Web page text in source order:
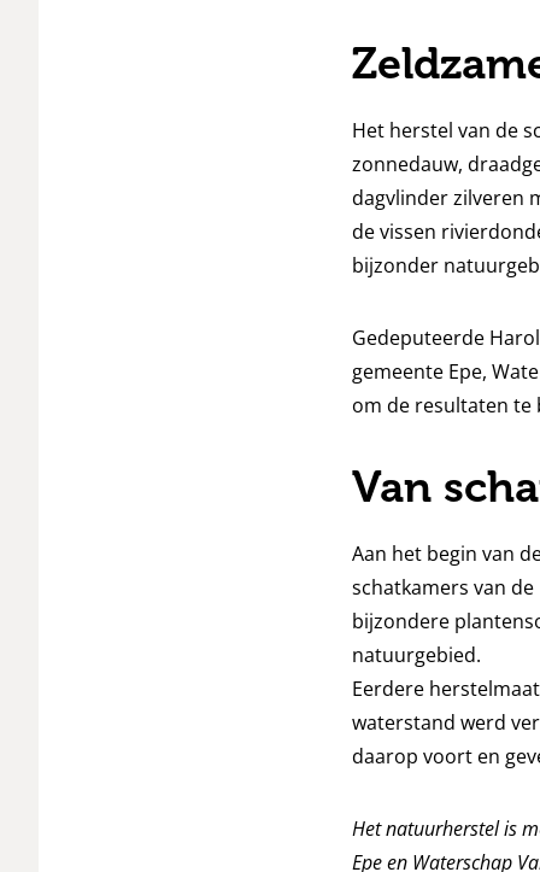
Het herstel van de
zonnedauw,
dagvlinder zilveren
de vissen
bijzonder
Gedeputeerde
gemeente Epe,
om de resultaten te
Van
Aan het begin van
schatkamers van
bijzondere
natuurgebied.
Eerdere
waterstand werd
daarop voort en
Het natuurherstel is
Epe en Waterschap